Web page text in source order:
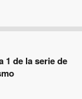
1 de la serie de